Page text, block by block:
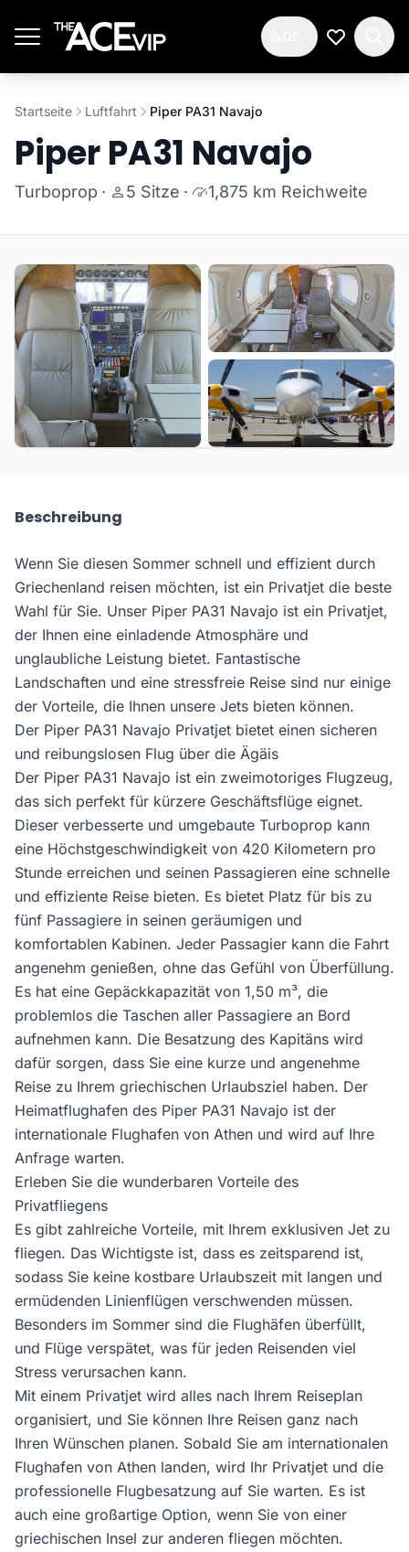
Meine
Startseite Luftfahrt Piper PA31 Navajo
Piper PA31 Navajo
Turboprop · 5 Sitze · 1,875 km Reichweite
Beschreibung
Wenn Sie diesen Sommer schnell und effizient durch
Griechenland reisen möchten, ist ein Privatjet die beste
Wahl für Sie. Unser Piper PA31 Navajo ist ein Privatjet,
der Ihnen eine einladende Atmosphäre und
unglaubliche Leistung bietet. Fantastische
Landschaften und eine stressfreie Reise sind nur einige
der Vorteile, die Ihnen unsere Jets bieten können.
Der Piper PA31 Navajo Privatjet bietet einen sicheren
und reibungslosen Flug über die Ägäis
Der Piper PA31 Navajo ist ein zweimotoriges Flugzeug,
das sich perfekt für kürzere Geschäftsflüge eignet.
Dieser verbesserte und umgebaute Turboprop kann
eine Höchstgeschwindigkeit von 420 Kilometern pro
Stunde erreichen und seinen Passagieren eine schnelle
und effiziente Reise bieten. Es bietet Platz für bis zu
fünf Passagiere in seinen geräumigen und
komfortablen Kabinen. Jeder Passagier kann die Fahrt
angenehm genießen, ohne das Gefühl von Überfüllung.
Es hat eine Gepäckkapazität von 1,50 m³, die
problemlos die Taschen aller Passagiere an Bord
aufnehmen kann. Die Besatzung des Kapitäns wird
dafür sorgen, dass Sie eine kurze und angenehme
Reise zu Ihrem griechischen Urlaubsziel haben. Der
Heimatflughafen des Piper PA31 Navajo ist der
internationale Flughafen von Athen und wird auf Ihre
Anfrage warten.
Erleben Sie die wunderbaren Vorteile des
Privatfliegens
Es gibt zahlreiche Vorteile, mit Ihrem exklusiven Jet zu
fliegen. Das Wichtigste ist, dass es zeitsparend ist,
sodass Sie keine kostbare Urlaubszeit mit langen und
ermüdenden Linienflügen verschwenden müssen.
Besonders im Sommer sind die Flughäfen überfüllt,
und Flüge verspätet, was für jeden Reisenden viel
Stress verursachen kann.
Mit einem Privatjet wird alles nach Ihrem Reiseplan
organisiert, und Sie können Ihre Reisen ganz nach
Ihren Wünschen planen. Sobald Sie am internationalen
Flughafen von Athen landen, wird Ihr Privatjet und die
professionelle Flugbesatzung auf Sie warten. Es ist
auch eine großartige Option, wenn Sie von einer
griechischen Insel zur anderen fliegen möchten.